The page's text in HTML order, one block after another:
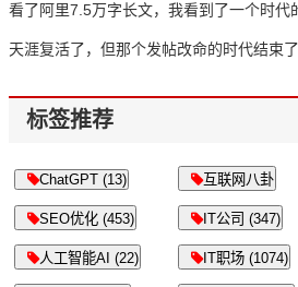
了
看了阿里7.5万字长文，我看到了一个时代
天涯复活了，但那个发帖改命的时代结束了
标签推荐
ChatGPT (13) 互联网八卦
SEO优化 (453) IT公司 (347)
人工智能AI (22) IT职场 (1074)